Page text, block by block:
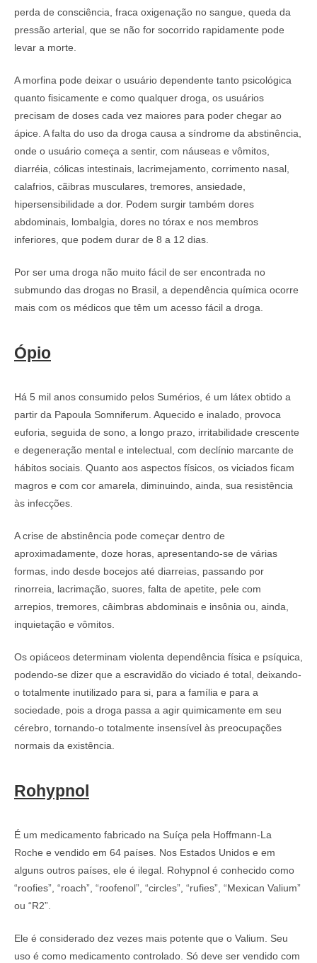
perda de consciência, fraca oxigenação no sangue, queda da
pressão arterial, que se não for socorrido rapidamente pode
levar a morte.
A morfina pode deixar o usuário dependente tanto psicológica
quanto fisicamente e como qualquer droga, os usuários
precisam de doses cada vez maiores para poder chegar ao
ápice. A falta do uso da droga causa a síndrome da abstinência,
onde o usuário começa a sentir, com náuseas e vômitos,
diarréia, cólicas intestinais, lacrimejamento, corrimento nasal,
calafrios, cãibras musculares, tremores, ansiedade,
hipersensibilidade a dor. Podem surgir também dores
abdominais, lombalgia, dores no tórax e nos membros
inferiores, que podem durar de 8 a 12 dias.
Por ser uma droga não muito fácil de ser encontrada no
submundo das drogas no Brasil, a dependência química ocorre
mais com os médicos que têm um acesso fácil a droga.
Ópio
Há 5 mil anos consumido pelos Sumérios, é um látex obtido a
partir da Papoula Somniferum. Aquecido e inalado, provoca
euforia, seguida de sono, a longo prazo, irritabilidade crescente
e degeneração mental e intelectual, com declínio marcante de
hábitos sociais. Quanto aos aspectos físicos, os viciados ficam
magros e com cor amarela, diminuindo, ainda, sua resistência
às infecções.
A crise de abstinência pode começar dentro de
aproximadamente, doze horas, apresentando-se de várias
formas, indo desde bocejos até diarreias, passando por
rinorreia, lacrimação, suores, falta de apetite, pele com
arrepios, tremores, câimbras abdominais e insônia ou, ainda,
inquietação e vômitos.
Os opiáceos determinam violenta dependência física e psíquica,
podendo-se dizer que a escravidão do viciado é total, deixando-
o totalmente inutilizado para si, para a família e para a
sociedade, pois a droga passa a agir quimicamente em seu
cérebro, tornando-o totalmente insensível às preocupações
normais da existência.
Rohypnol
É um medicamento fabricado na Suíça pela Hoffmann-La
Roche e vendido em 64 países. Nos Estados Unidos e em
alguns outros países, ele é ilegal. Rohypnol é conhecido como
“roofies”, “roach”, “roofenol”, “circles”, “rufies”, “Mexican Valium”
ou “R2”.
Ele é considerado dez vezes mais potente que o Valium. Seu
uso é como medicamento controlado. Só deve ser vendido com